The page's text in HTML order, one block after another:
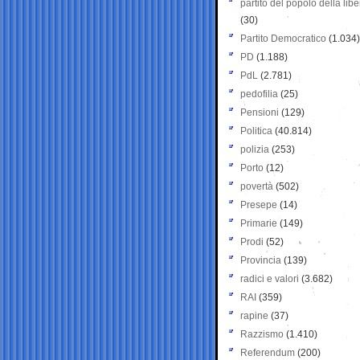
partito del popolo della
(30)
Partito Democratico (1.034)
PD (1.188)
PdL (2.781)
pedofilia (25)
Pensioni (129)
Politica (40.814)
polizia (253)
Porto (12)
povertà (502)
Presepe (14)
Primarie (149)
Prodi (52)
Provincia (139)
radici e valori (3.682)
RAI (359)
rapine (37)
Razzismo (1.410)
Referendum (200)